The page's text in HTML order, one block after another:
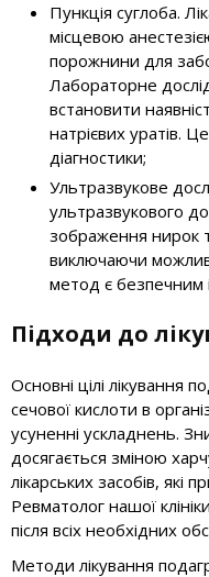
Пункція суглоба.
місцевою
порожнини для
Лабораторне
встановити
натрієвих уратів.
діагностики;
Ультразвукове
ультразвукового
зображення нирок
виключаючи
метод є безпечним
Підходи до
Основні цілі лікування
сечової кислоти в
усуненні ускладнень.
досягається зміною
лікарських засобів, які
Ревматолог нашої
після всіх необхідних
Методи лікування